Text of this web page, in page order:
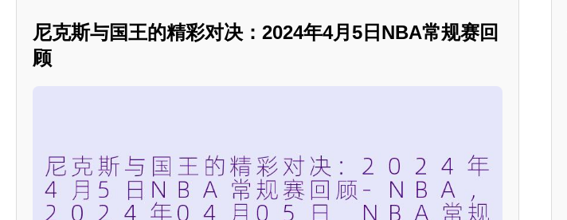
尼克斯与国王的精彩对决：2024年4月5日NBA常规赛回
顾